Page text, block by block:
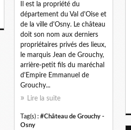
Il est la propriété du
département du Val d'Oise et
de la ville d'Osny. Le château
doit son nom aux derniers
propriétaires privés des lieux,
le marquis Jean de Grouchy,
arrière-petit fils du maréchal
d'Empire Emmanuel de
Grouchy...
Lire la suite
Tag(s) : #Château de Grouchy -
Osny